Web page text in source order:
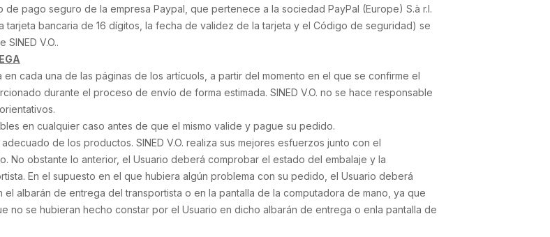
pago seguro de la empresa Paypal, que pertenece a la sociedad PayPal (Europe) S.à r.l.
bancaria de 16 dígitos, la fecha de validez de la tarjeta y el Código de seguridad) se
V.O..
cada una de las páginas de los artícuols, a partir del momento en el que se confirme el
durante el proceso de envío de forma estimada. SINED V.O. no se hace responsable
en cualquier caso antes de que el mismo valide y pague su pedido.
de los productos. SINED V.O. realiza sus mejores esfuerzos junto con el
obstante lo anterior, el Usuario deberá comprobar el estado del embalaje y la
En el supuesto en el que hubiera algún problema con su pedido, el Usuario deberá
albarán de entrega del transportista o en la pantalla de la computadora de mano, ya que
no se hubieran hecho constar por el Usuario en dicho albarán de entrega o enla pantalla de